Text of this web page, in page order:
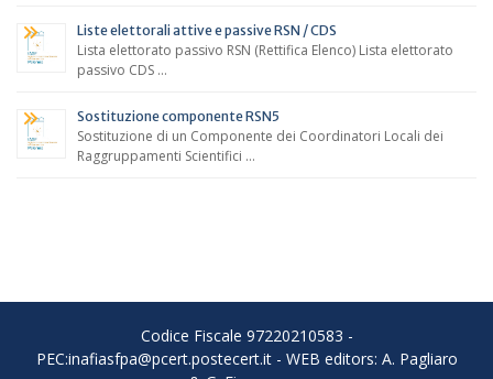
Liste elettorali attive e passive RSN / CDS
Lista elettorato passivo RSN (Rettifica Elenco) Lista elettorato
passivo CDS …
Sostituzione componente RSN5
Sostituzione di un Componente dei Coordinatori Locali dei
Raggruppamenti Scientifici …
Codice Fiscale 97220210583 -
PEC:inafiasfpa@pcert.postecert.it - WEB editors: A. Pagliaro